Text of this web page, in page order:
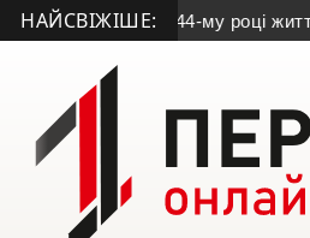
НАЙСВІЖІШЕ:
• На 44-му році життя помер